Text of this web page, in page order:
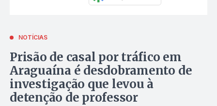
NOTÍCIAS
Prisão de casal por tráfico em
Araguaína é desdobramento de
investigação que levou à
detenção de professor